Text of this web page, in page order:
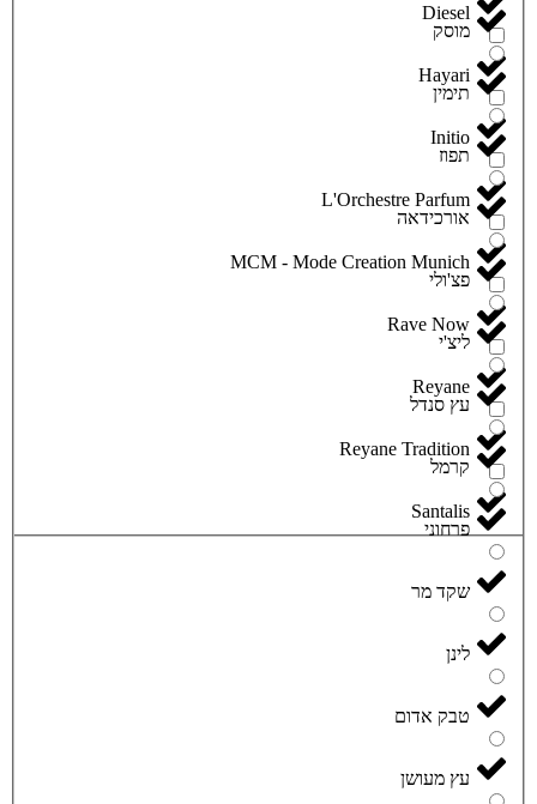
Diesel
Hayari
Initio
L'Orchestre Parfum
MCM - Mode Creation Munich
Rave Now
Reyane
Reyane Tradition
Santalis
מוסק
תימין
תפוז
אורכידאה
פצ'ולי
ליצ'י
עץ סנדל
קרמל
פרחוני
שקד מר
לינן
טבק אדום
עץ מעושן